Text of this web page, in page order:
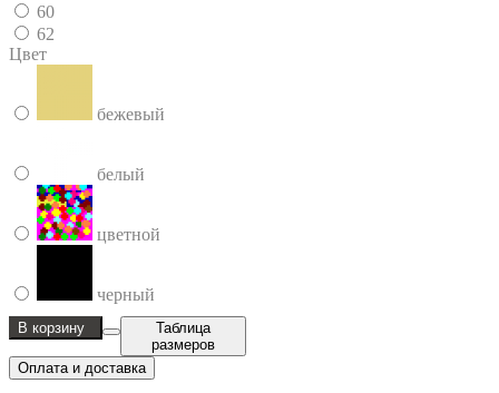
60
62
Цвет
бежевый
белый
цветной
черный
В корзину
Таблица
размеров
Оплата и доставка